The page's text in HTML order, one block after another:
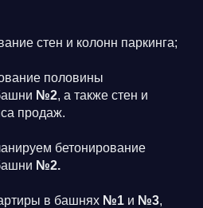
стен и колонн паркинга;
половины
№2, а также стен и
продаж.
бетонирование
№2.
в башнях №1 и №3,